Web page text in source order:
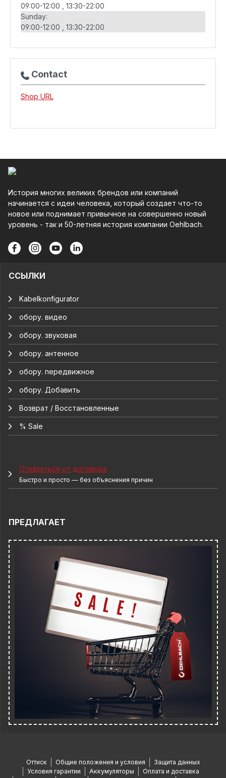
09:00-12:00
13:30-22:00
Sunday:
09:00-12:00
13:30-22:00
Contact
Shop URL
История многих великих брендов или компаний
начинается с идеи человека, который создает что-то
новое или поднимает привычное на совершенно новый
уровень - так и 50-летняя история компании Oehlbach.
ССЫЛКИ
Kabelkonfigurator
обору. видео
обору. звуковая
обору. антенное
обору. передвижное
обору. Добавить
Возврат / Восстановленные
% Sale
Отказаться от договора
Быстро и просто — без объяснения причин
ПРЕДЛАГАЕТ
Оттиск Общие положения и условия
Защита данных
Условия гарантии
Аккумуляторы
Оплата и доставка